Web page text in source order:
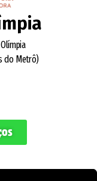
do Metrô)